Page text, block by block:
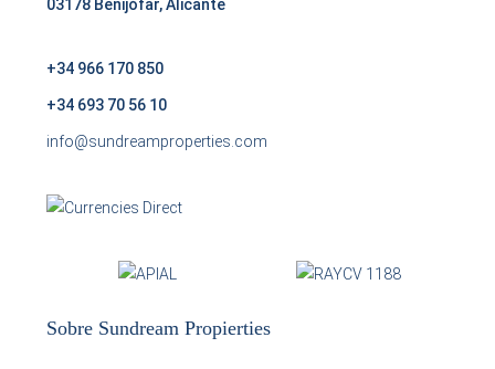
03178 Benijófar, Alicante
+34 966 170 850
+34 693 70 56 10
info@sundreamproperties.com
Sobre Sundream Propierties